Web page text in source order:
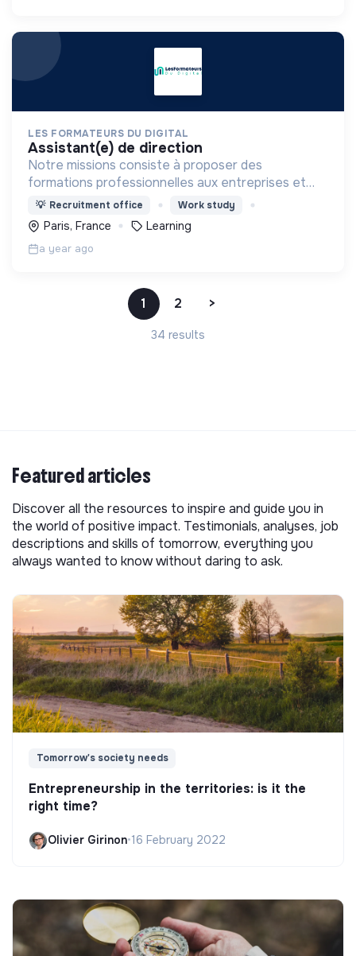
LES FORMATEURS DU DIGITAL
assistant(e) de direction
Notre missions consiste à proposer des
formations professionnelles aux entreprises et
aux indépendants dans le domaine du digital.
💡 Recruitment office Work study
Paris, France Learning
a year ago
1 2 >
34 results
Featured articles
Discover all the resources to inspire and guide you in
the world of positive impact. Testimonials, analyses, job
descriptions and skills of tomorrow, everything you
always wanted to know without daring to ask.
Tomorrow's society needs
Entrepreneurship in the territories: is it the
right time?
Olivier Girinon•16 February 2022